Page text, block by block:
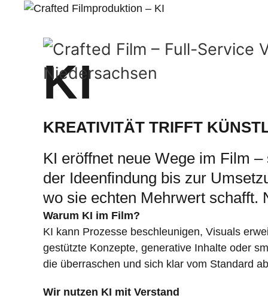
KI
KREATIVITÄT TRIFFT
KI eröffnet neue Wege im Film
der Ideenfindung bis zur
wo sie echten Mehrwert schafft.
Warum KI im Film?
KI kann Prozesse beschleunigen, Visuals
gestützte Konzepte, generative Inhalte oder
die überraschen und sich klar vom Standard
Wir nutzen KI mit Verstand